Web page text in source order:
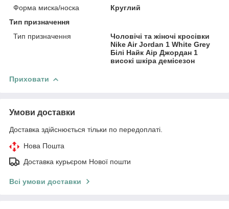
Форма миска/носка
Круглий
Тип призначення
Тип призначення
Чоловічі та жіночі кросівки
Nike Air Jordan 1 White Grey
Білі Найк Аір Джордан 1
високі шкіра демісезон
Приховати
Умови доставки
Доставка здійснюється тільки по передоплаті.
Нова Пошта
Доставка курьєром Нової пошти
Всі умови доставки